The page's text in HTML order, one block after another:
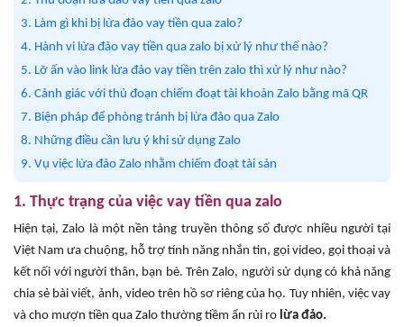
3. Làm gì khi bị lừa đảo vay tiền qua zalo?
4. Hành vi lừa đảo vay tiền qua zalo bị xử lý như thế nào?
5. Lỡ ấn vào link lừa đảo vay tiền trên zalo thì xử lý như nào?
6. Cảnh giác với thủ đoạn chiếm đoạt tài khoản Zalo bằng mã QR
7. Biện pháp để phòng tránh bị lừa đảo qua Zalo
8. Những điều cần lưu ý khi sử dụng Zalo
9. Vụ việc lừa đảo Zalo nhằm chiếm đoạt tài sản
1. Thực trạng của việc vay tiền qua zalo
Hiện tại, Zalo là một nền tảng truyền thông số được nhiều người tại
Việt Nam ưa chuộng, hỗ trợ tính năng nhắn tin, gọi video, gọi thoại và
kết nối với người thân, bạn bè. Trên Zalo, người sử dụng có khả năng
chia sẻ bài viết, ảnh, video trên hồ sơ riêng của họ. Tuy nhiên, việc vay
và cho mượn tiền qua Zalo thường tiềm ẩn rủi ro lừa đảo.